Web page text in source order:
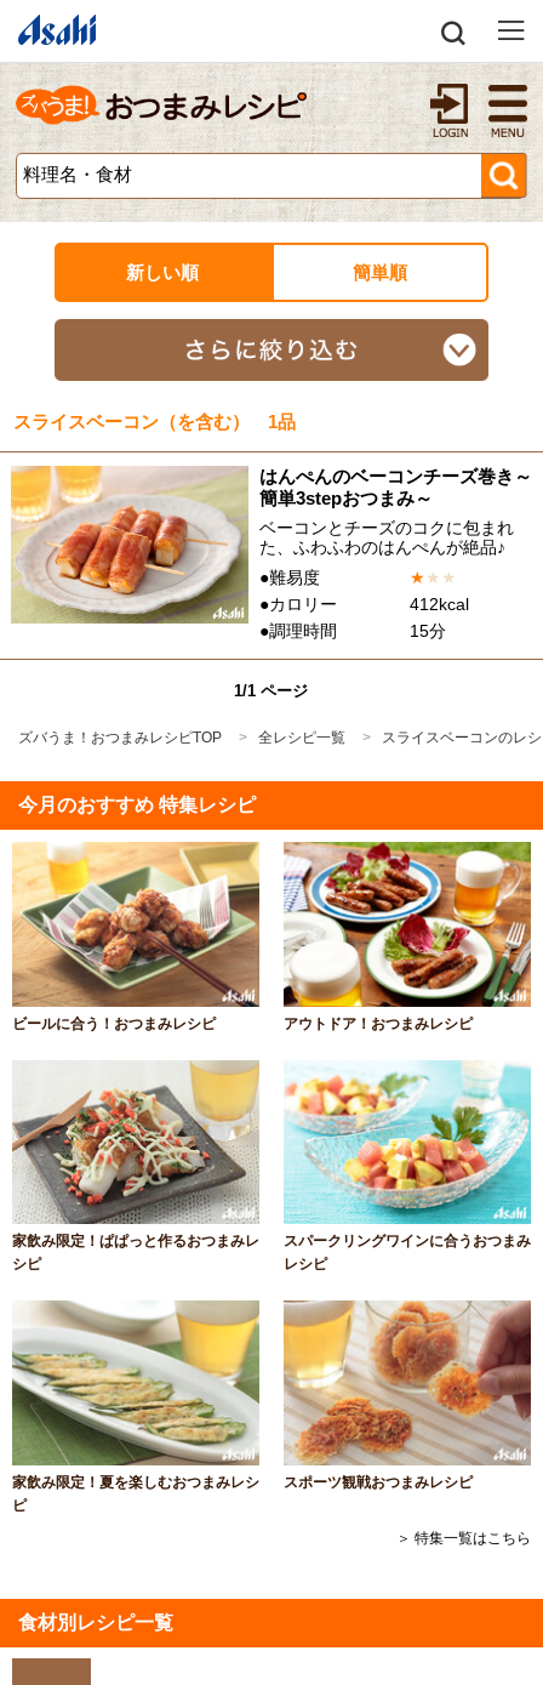
新しい順 簡単順
スライスベーコン（を含む） 1品
はんぺんのベーコンチーズ巻き～
簡単3stepおつまみ～
ベーコンとチーズのコクに包まれ
た、ふわふわのはんぺんが絶品♪
●難易度
★★ ★
●カロリー
412kcal
●調理時間
15分
1/1 ページ
ズバうま！おつまみレシピTOP 全レシピ一覧 スライスベーコンのレ
今月のおすすめ 特集レシピ
ビールに合う！おつまみレシピ アウトドア！おつまみレシピ
家飲み限定！ぱぱっと作るおつまみレ
シピ
スパークリングワインに合うおつまみ
レシピ
家飲み限定！夏を楽しむおつまみレシ
ピ
スポーツ観戦おつまみレシピ
＞ 特集一覧はこちら
食材別レシピ一覧